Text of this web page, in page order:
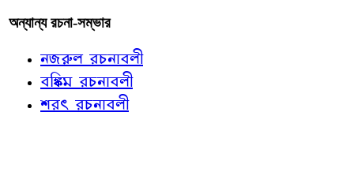
অন্যান্য রচনা-সম্ভার
নজরুল রচনাবলী
বঙ্কিম রচনাবলী
শরৎ রচনাবলী